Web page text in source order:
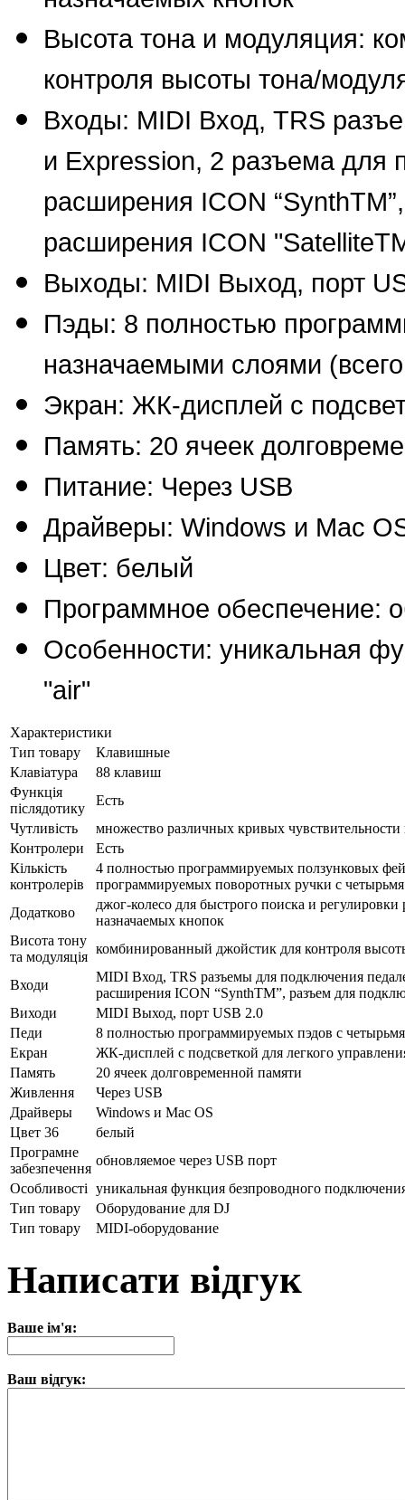
Высота тона и модуляция:
контроля высоты тона/
Входы: MIDI Вход, TRS
и Expression, 2 разъема для
расширения ICON
расширения ICON
Выходы: MIDI Выход, порт
Пэды: 8 полностью
назначаемыми слоями
Экран: ЖК-дисплей с
Память: 20 ячеек
Питание: Через USB
Драйверы: Windows и Mac
Цвет: белый
Программное обеспечение:
Особенности: уникальная
"air"
Характеристики
Тип товару
Клавишные
Клавіатура
88 клавиш
Функція
післядотику
Есть
Чутливість
множество различных кривых
Контролери
Есть
Кількість
контролерів
4 полностью программируемых ползунковых
программируемых поворотных ручки с
Додатково
джог-колесо для быстрого поиска и
назначаемых кнопок
Висота тону
та модуляція
комбинированный джойстик для контроля
Входи
MIDI Вход, TRS разъемы для подключения
расширения ICON “SynthTM”, разъем для
Виходи
MIDI Выход, порт USB 2.0
Педи
8 полностью программируемых пэдов с
Екран
ЖК-дисплей с подсветкой для легкого
Память
20 ячеек долговременной памяти
Живлення
Через USB
Драйверы
Windows и Mac OS
Цвет 36
белый
Програмне
забезпечення
обновляемое через USB порт
Особливості уникальная функция безпроводного
Тип товару
Оборудование для DJ
Тип товару
MIDI-оборудование
Написати відгук
Ваше ім'я:
Ваш відгук: